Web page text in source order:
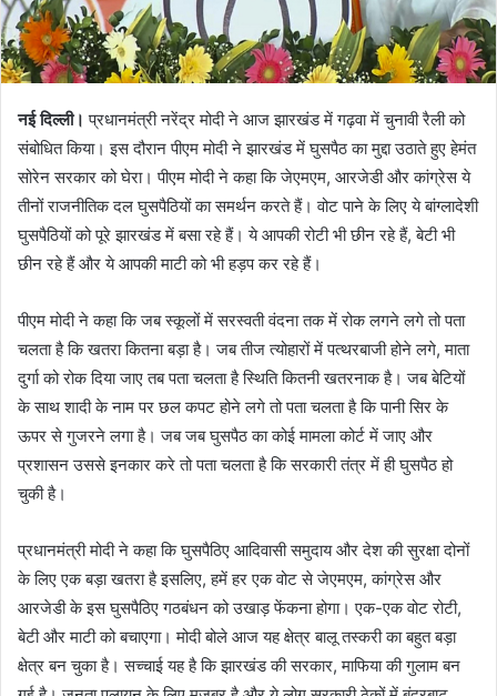
नई दिल्ली। प्रधानमंत्री नरेंद्र मोदी ने आज झारखंड में गढ़वा में चुनावी रैली को
संबोधित किया। इस दौरान पीएम मोदी ने झारखंड में घुसपैठ का मुद्दा उठाते हुए हेमंत
सोरेन सरकार को घेरा। पीएम मोदी ने कहा कि जेएमएम, आरजेडी और कांग्रेस ये
तीनों राजनीतिक दल घुसपैठियों का समर्थन करते हैं। वोट पाने के लिए ये बांग्लादेशी
घुसपैठियों को पूरे झारखंड में बसा रहे हैं। ये आपकी रोटी भी छीन रहे हैं, बेटी भी
छीन रहे हैं और ये आपकी माटी को भी हड़प कर रहे हैं।
पीएम मोदी ने कहा कि जब स्कूलों में सरस्वती वंदना तक में रोक लगने लगे तो पता
चलता है कि खतरा कितना बड़ा है। जब तीज त्योहारों में पत्थरबाजी होने लगे, माता
दुर्गा को रोक दिया जाए तब पता चलता है स्थिति कितनी खतरनाक है। जब बेटियों
के साथ शादी के नाम पर छल कपट होने लगे तो पता चलता है कि पानी सिर के
ऊपर से गुजरने लगा है। जब जब घुसपैठ का कोई मामला कोर्ट में जाए और
प्रशासन उससे इनकार करे तो पता चलता है कि सरकारी तंत्र में ही घुसपैठ हो
चुकी है।
प्रधानमंत्री मोदी ने कहा कि घुसपैठिए आदिवासी समुदाय और देश की सुरक्षा दोनों
के लिए एक बड़ा खतरा है इसलिए, हमें हर एक वोट से जेएमएम, कांग्रेस और
आरजेडी के इस घुसपैठिए गठबंधन को उखाड़ फेंकना होगा। एक-एक वोट रोटी,
बेटी और माटी को बचाएगा। मोदी बोले आज यह क्षेत्र बालू तस्करी का बहुत बड़ा
क्षेत्र बन चुका है। सच्चाई यह है कि झारखंड की सरकार, माफिया की गुलाम बन